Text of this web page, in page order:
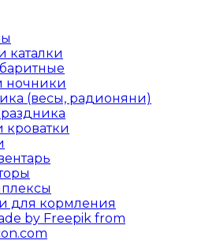
каталки
ночники
(весы, радионяни)
для кормления